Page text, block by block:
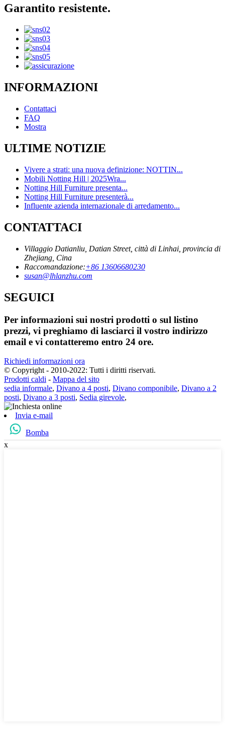
Garantito resistente.
INFORMAZIONI
Contattaci
FAQ
Mostra
ULTIME NOTIZIE
Vivere a strati: una nuova definizione: NOTTIN...
Mobili Notting Hill | 2025Wra...
Notting Hill Furniture presenta...
Notting Hill Furniture presenterà...
Influente azienda internazionale di arredamento...
CONTATTACI
Villaggio Datianliu, Datian Street, città di Linhai, provincia di
Zhejiang, Cina
Raccomandazione:+86 13606680230
susan@lhlanzhu.com
SEGUICI
Per informazioni sui nostri prodotti o sul listino
prezzi, vi preghiamo di lasciarci il vostro indirizzo
email e vi contatteremo entro 24 ore.
Richiedi informazioni ora
© Copyright - 2010-2022: Tutti i diritti riservati.
Prodotti caldi - Mappa del sito
sedia informale, Divano a 4 posti, Divano componibile, Divano a 2
posti, Divano a 3 posti, Sedia girevole,
Invia e-mail
Bomba
x